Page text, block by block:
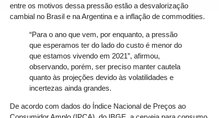
entre os motivos dessa pressão estão a desvalorização
cambial no Brasil e na Argentina e a inflação de commodities.
“Para o ano que vem, por enquanto, a pressão
que esperamos ter do lado do custo é menor do
que estamos vivendo em 2021”, afirmou,
observando, porém, ser preciso manter cautela
quanto às projeções devido às volatilidades e
incertezas ainda grandes.
De acordo com dados do Índice Nacional de Preços ao